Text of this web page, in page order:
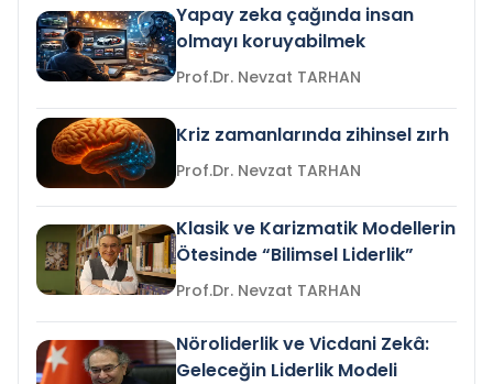
Yapay zeka çağında insan
olmayı koruyabilmek
Prof.Dr. Nevzat TARHAN
Kriz zamanlarında zihinsel zırh
Prof.Dr. Nevzat TARHAN
Klasik ve Karizmatik Modellerin
Ötesinde “Bilimsel Liderlik”
Prof.Dr. Nevzat TARHAN
Nöroliderlik ve Vicdani Zekâ:
Geleceğin Liderlik Modeli